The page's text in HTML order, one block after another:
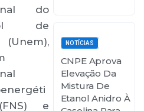
do
de
(Unem),
e
NOTÍCIAS
CNPE Aprova
Elevação Da
Mistura De
Etanol Anidro À